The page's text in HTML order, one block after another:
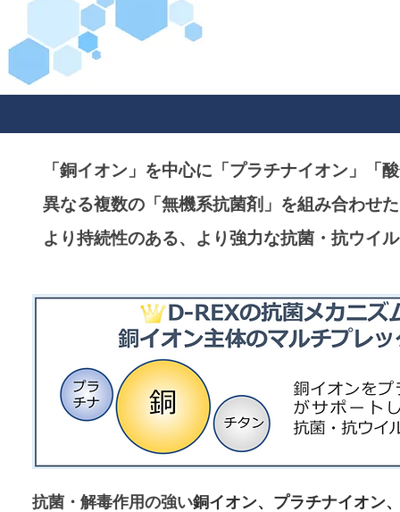
「銅イオン」を中心に「プラチナイオン」「
異なる複数の「無機系抗菌剤」を組み合わせ
より持続性のある、より強力な抗菌・抗ウイ
抗菌・解毒作⽤の強い銅イオン、プラチナイオン